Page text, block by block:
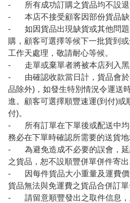
- 所有成功訂購之貨品均不設退
- 本店不接受顧客因部份貨品缺
- 如因貨品出現缺貨或其他問題
購，顧客可選擇等候下一批貨到
工作天處理，敬請耐心等候。
- 走單或棄單者將被本店列入黑
- 由確認收款當日計，貨品會於
品除外)，如發生特別情況令運送
進。顧客可選擇順豐速運(到付)或
付)。
- 所有訂單在下單後或配送中均
務必在下單時確認所需要的送貨地
- 為避免造成不必要的誤會，延
之貨品，恕不設順豐併單併件寄出
- 因每件貨品大小重量及運費價
貨品無法與免運費之貨品合併訂單
- 請留意順豐發出之取件信息，